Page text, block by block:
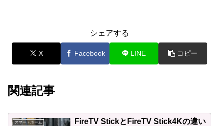
シェアする
X Facebook LINE コピー
関連記事
スマートホーム
FireTV StickとFireTV Stick4Kの違い